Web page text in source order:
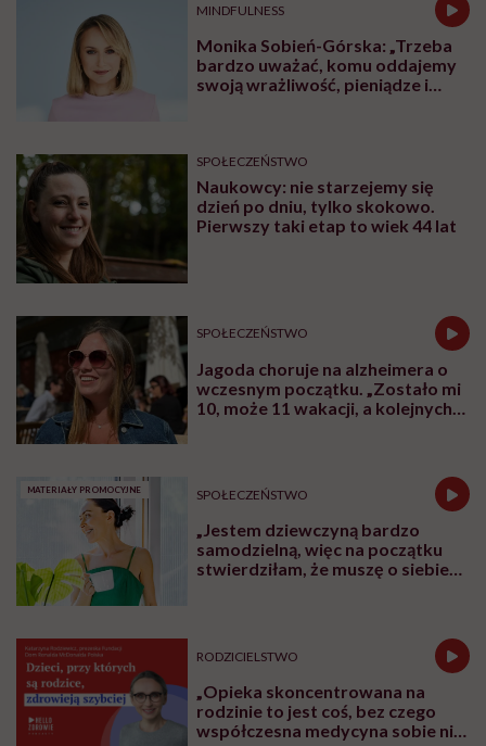
MINDFULNESS
Monika Sobień-Górska: „Trzeba
bardzo uważać, komu oddajemy
swoją wrażliwość, pieniądze i
SPOŁECZEŃSTWO
Naukowcy: nie starzejemy się
dzień po dniu, tylko skokowo.
Pierwszy taki etap to wiek 44 lat
SPOŁECZEŃSTWO
Jagoda choruje na alzheimera o
wczesnym początku. „Zostało mi
10, może 11 wakacji, a kolejnych
MATERIAŁY PROMOCYJNE SPOŁECZEŃSTWO
„Jestem dziewczyną bardzo
samodzielną, więc na początku
stwierdziłam, że muszę o siebie
RODZICIELSTWO
„Opieka skoncentrowana na
rodzinie to jest coś, bez czego
współczesna medycyna sobie nie